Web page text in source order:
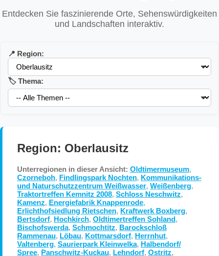
Entdecken Sie faszinierende Orte, Sehenswürdigkeiten
und Landschaften interaktiv.
📍 Region:
🏷️ Thema:
Region: Oberlausitz
Unterregionen in dieser Ansicht: Oldtimermuseum,
Czorneboh, Findlingspark Nochten, Kommunikations-
und Naturschutzzentrum Weißwasser, Weißenberg,
Traktortreffen Kemnitz 2008, Schloss Neschwitz,
Kamenz, Energiefabrik Knappenrode,
Erlichthofsiedlung Rietschen, Kraftwerk Boxberg,
Bertsdorf, Hochkirch, Oldtimertreffen Sohland,
Bischofswerda, Schmochtitz, Barockschloß
Rammenau, Löbau, Kottmarsdorf, Herrnhut,
Valtenberg, Saurierpark Kleinwelka, Halbendorf/
Spree, Panschwitz-Kuckau, Lehndorf, Ostritz,